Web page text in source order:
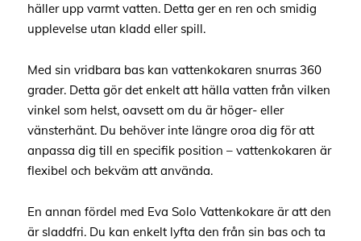
häller upp varmt vatten. Detta ger en ren och smidig
upplevelse utan kladd eller spill.
Med sin vridbara bas kan vattenkokaren snurras 360
grader. Detta gör det enkelt att hälla vatten från vilken
vinkel som helst, oavsett om du är höger- eller
vänsterhänt. Du behöver inte längre oroa dig för att
anpassa dig till en specifik position – vattenkokaren är
flexibel och bekväm att använda.
En annan fördel med Eva Solo Vattenkokare är att den
är sladdfri. Du kan enkelt lyfta den från sin bas och ta